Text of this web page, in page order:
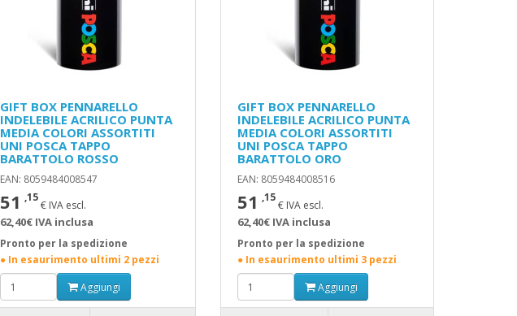
GIFT BOX PENNARELLO
INDELEBILE ACRILICO PUNTA
MEDIA COLORI ASSORTITI
UNI POSCA TAPPO
BARATTOLO ROSSO
EAN: 8059484008547
51 ,15
€ IVA escl.
62,40€ IVA inclusa
Pronto per la spedizione
● In esaurimento ultimi 2 pezzi
Aggiungi
GIFT BOX PENNARELLO
INDELEBILE ACRILICO PUNTA
MEDIA COLORI ASSORTITI
UNI POSCA TAPPO
BARATTOLO ORO
EAN: 8059484008516
51 ,15
€ IVA escl.
62,40€ IVA inclusa
Pronto per la spedizione
● In esaurimento ultimi 3 pezzi
Aggiungi